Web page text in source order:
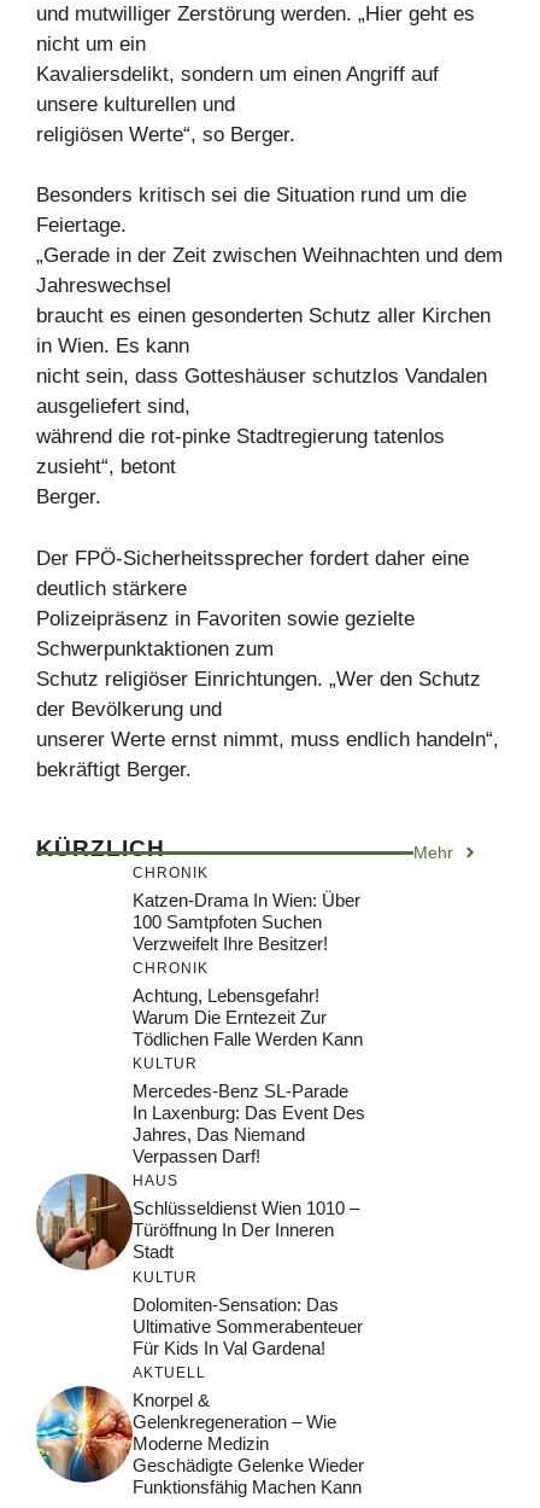
und mutwilliger Zerstörung werden. „Hier geht es
nicht um ein
Kavaliersdelikt, sondern um einen Angriff auf
unsere kulturellen und
religiösen Werte“, so Berger.
Besonders kritisch sei die Situation rund um die
Feiertage.
„Gerade in der Zeit zwischen Weihnachten und dem
Jahreswechsel
braucht es einen gesonderten Schutz aller Kirchen
in Wien. Es kann
nicht sein, dass Gotteshäuser schutzlos Vandalen
ausgeliefert sind,
während die rot-pinke Stadtregierung tatenlos
zusieht“, betont
Berger.
Der FPÖ-Sicherheitssprecher fordert daher eine
deutlich stärkere
Polizeipräsenz in Favoriten sowie gezielte
Schwerpunktaktionen zum
Schutz religiöser Einrichtungen. „Wer den Schutz
der Bevölkerung und
unserer Werte ernst nimmt, muss endlich handeln“,
bekräftigt Berger.
KÜRZLICH Mehr
CHRONIK
Katzen-Drama In Wien: Über
100 Samtpfoten Suchen
Verzweifelt Ihre Besitzer!
CHRONIK
Achtung, Lebensgefahr!
Warum Die Erntezeit Zur
Tödlichen Falle Werden Kann
KULTUR
Mercedes-Benz SL-Parade
In Laxenburg: Das Event Des
Jahres, Das Niemand
Verpassen Darf!
HAUS
Schlüsseldienst Wien 1010 –
Türöffnung In Der Inneren
Stadt
KULTUR
Dolomiten-Sensation: Das
Ultimative Sommerabenteuer
Für Kids In Val Gardena!
AKTUELL
Knorpel &
Gelenkregeneration – Wie
Moderne Medizin
Geschädigte Gelenke Wieder
Funktionsfähig Machen Kann